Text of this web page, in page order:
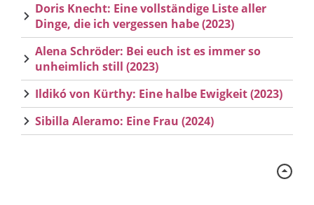
Doris Knecht: Eine vollständige Liste aller
Dinge, die ich vergessen habe (2023)
Alena Schröder: Bei euch ist es immer so
unheimlich still (2023)
Ildikó von Kürthy: Eine halbe Ewigkeit (2023)
Sibilla Aleramo: Eine Frau (2024)